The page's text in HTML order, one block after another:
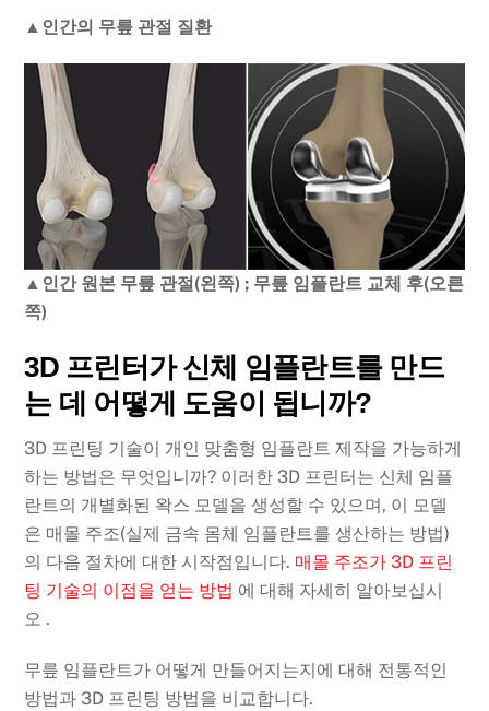
▲인간의 무릎 관절 질환
▲인간 원본 무릎 관절(왼쪽) ; 무릎 임플란트 교체 후(오른
쪽)
3D 프린터가 신체 임플란트를 만드
는 데 어떻게 도움이 됩니까?
3D 프린팅 기술이 개인 맞춤형 임플란트 제작을 가능하게
하는 방법은 무엇입니까? 이러한 3D 프린터는 신체 임플
란트의 개별화된 왁스 모델을 생성할 수 있으며, 이 모델
은 매몰 주조(실제 금속 몸체 임플란트를 생산하는 방법)
의 다음 절차에 대한 시작점입니다. 매몰 주조가 3D 프린
팅 기술의 이점을 얻는 방법 에 대해 자세히 알아보십시
오 .
무릎 임플란트가 어떻게 만들어지는지에 대해 전통적인
방법과 3D 프린팅 방법을 비교합니다.